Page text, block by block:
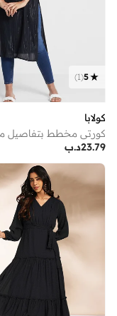
5
(
1
)
كولابا
د.ب23.79